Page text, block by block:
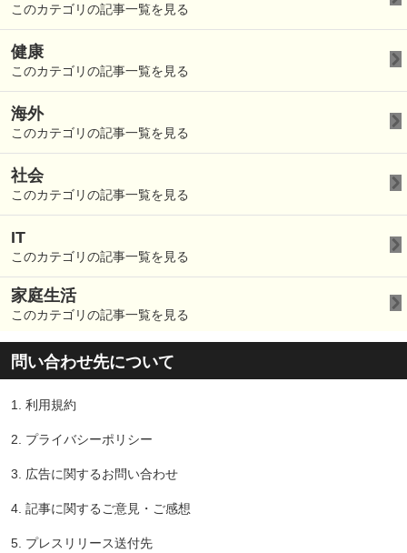
このカテゴリの記事一覧を見る
健康
このカテゴリの記事一覧を見る
海外
このカテゴリの記事一覧を見る
社会
このカテゴリの記事一覧を見る
IT
このカテゴリの記事一覧を見る
家庭生活
このカテゴリの記事一覧を見る
問い合わせ先について
1. 利用規約
2. プライバシーポリシー
3. 広告に関するお問い合わせ
4. 記事に関するご意見・ご感想
5. プレスリリース送付先